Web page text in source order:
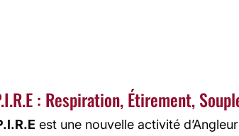
: Respiration, Étirement,
est une nouvelle activité